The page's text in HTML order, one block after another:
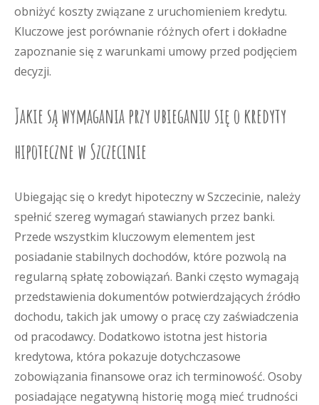
obniżyć koszty związane z uruchomieniem kredytu.
Kluczowe jest porównanie różnych ofert i dokładne
zapoznanie się z warunkami umowy przed podjęciem
decyzji.
Jakie są wymagania przy ubieganiu się o kredyty
hipoteczne w Szczecinie
Ubiegając się o kredyt hipoteczny w Szczecinie, należy
spełnić szereg wymagań stawianych przez banki.
Przede wszystkim kluczowym elementem jest
posiadanie stabilnych dochodów, które pozwolą na
regularną spłatę zobowiązań. Banki często wymagają
przedstawienia dokumentów potwierdzających źródło
dochodu, takich jak umowy o pracę czy zaświadczenia
od pracodawcy. Dodatkowo istotna jest historia
kredytowa, która pokazuje dotychczasowe
zobowiązania finansowe oraz ich terminowość. Osoby
posiadające negatywną historię mogą mieć trudności